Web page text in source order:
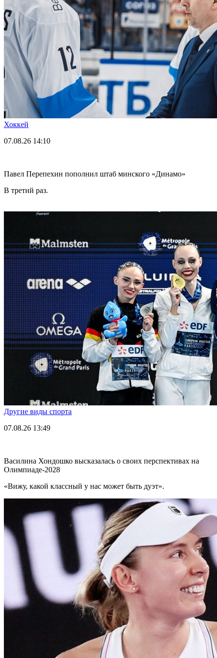
Хоккей
07.08.26 14:10
Павел Перепехин пополнил штаб минского «Динамо»
В третий раз.
Другие виды спорта
07.08.26 13:49
Василина Хондошко высказалась о своих перспективах на
Олимпиаде-2028
«Вижу, какой классный у нас может быть дуэт».